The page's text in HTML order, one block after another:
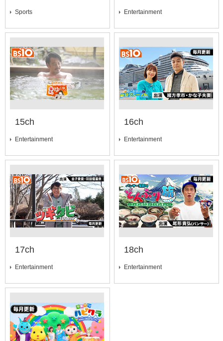
Sports Entertainment
15ch
Entertainment
16ch
Entertainment
17ch
Entertainment
18ch
Entertainment